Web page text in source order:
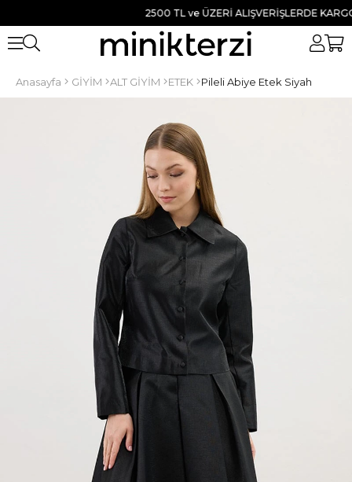
2500 TL ve ÜZERİ ALIŞVERİŞLERDE KARGO
Anasayfa GİYİM ALT GİYİM ETEK Pileli Abiye Etek Siyah